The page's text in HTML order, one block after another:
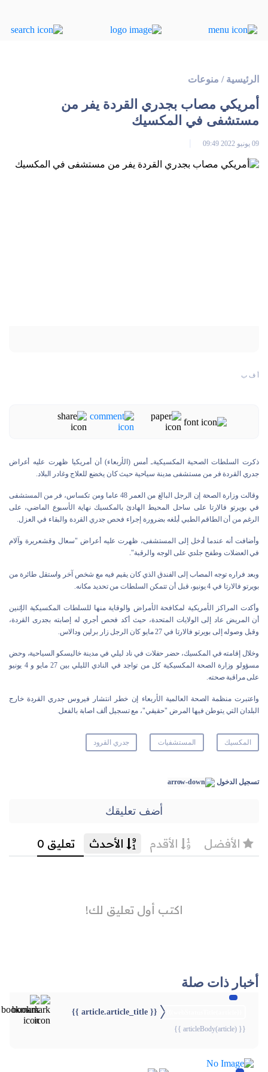
الرئيسية / منوعات
أمريكي مصاب بجدري القردة يفر من
مستشفى في المكسيك
09 يونيو 2022 09:49
أ ف ب
ذكرت السلطات الصحية المكسيكيةـ أمس (الأربعاء) أن أمريكيا ظهرت عليه أعراض
جدري القردة فر من مستشفى مدينة سياحية حيث كان يخضع للعلاج وغادر البلاد.
وقالت وزارة الصحة إن الرجل البالغ من العمر 48 عاما ومن تكساس، فر من المستشفى
في بويرتو فالارتا على ساحل المحيط الهادئ بالمكسيك نهاية الأسبوع الماضي، على
الرغم من أن الطاقم الطبي أبلغه بضرورة إجراء فحص جدري القردة والبقاء في العزل.
وأضافت أنه عندما أدخل إلى المستشفى، ظهرت عليه أعراض "سعال وقشعريرة وآلام
في العضلات وطفح جلدي على الوجه والرقبة".
وبعد فراره توجه المصاب إلى الفندق الذي كان يقيم فيه مع شخص آخر واستقل طائرة من
بويرتو فالارتا في 4 يونيو، قبل أن تتمكن السلطات من تحديد مكانه.
وأكدت المراكز الأمريكية لمكافحة الأمراض والوقاية منها للسلطات المكسيكية الإثنين
أن المريض عاد إلى الولايات المتحدة، حيث أكد فحص أجري له إصابته بجدرى القردة،
وقبل وصوله إلى بويرتو فالارتا في 27 مايو كان الرجل زار برلين ودالاس.
وخلال إقامته في المكسيك، حضر حفلات في ناد ليلي في مدينة خاليسكو السياحية، وحض
مسؤولو وزارة الصحة المكسيكية كل من تواجد في النادي الليلي بين 27 مايو و 4 يونيو
على مراقبة صحته.
واعتبرت منظمة الصحة العالمية الأربعاء إن خطر انتشار فيروس جدري القردة خارج
البلدان التي يتوطن فيها المرض "حقيقي"، مع تسجيل ألف اصابة بالفعل.
المكسيك المستشفيات جدري القرود
تسجيل الدخول
أضف تعليقك
أخبار ذات صلة
{{ article.article_title }}
{{ articleBody(article) }}